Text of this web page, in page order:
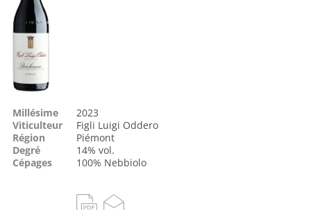
Millésime
2023
Viticulteur
Figli Luigi Oddero
Région
Piémont
Degré
14% vol.
Cépages
100% Nebbiolo